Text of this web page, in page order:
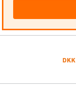
DKK